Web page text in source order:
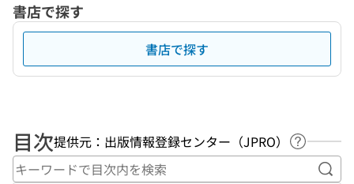
書店で探す
書店で探す
目次提供元：出版情報登録センター（JPRO）
ヘルプペ
キ